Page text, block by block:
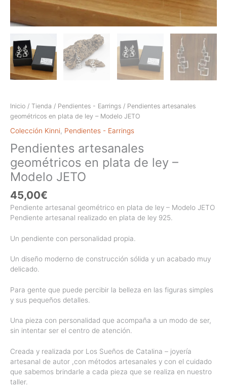
Inicio / Tienda / Pendientes - Earrings / Pendientes artesanales
geométricos en plata de ley – Modelo JETO
Colección Kinni, Pendientes - Earrings
Pendientes artesanales
geométricos en plata de ley –
Modelo JETO
45,00€
Pendiente artesanal geométrico en plata de ley – Modelo JETO
Pendiente artesanal realizado en plata de ley 925.
Un pendiente con personalidad propia.
Un diseño moderno de construcción sólida y un acabado muy
delicado.
Para gente que puede percibir la belleza en las figuras simples
y sus pequeños detalles.
Una pieza con personalidad que acompaña a un modo de ser,
sin intentar ser el centro de atención.
Creada y realizada por Los Sueños de Catalina – joyería
artesanal de autor ,con métodos artesanales y con el cuidado
que sabemos brindarle a cada pieza que se realiza en nuestro
taller.